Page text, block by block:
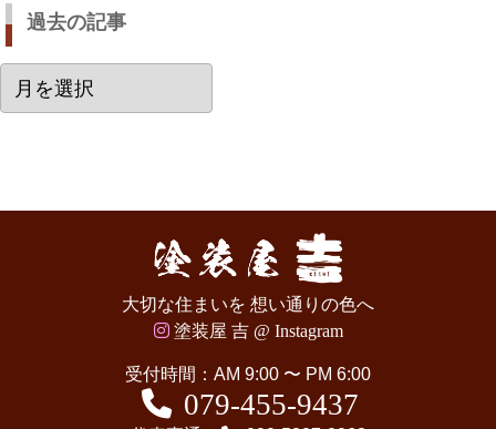
過去の記事
去
大切な住まいを 想い通りの色へ
塗装屋 吉 @ Instagram
受付時間：AM 9:00 〜 PM 6:00
079-455-9437